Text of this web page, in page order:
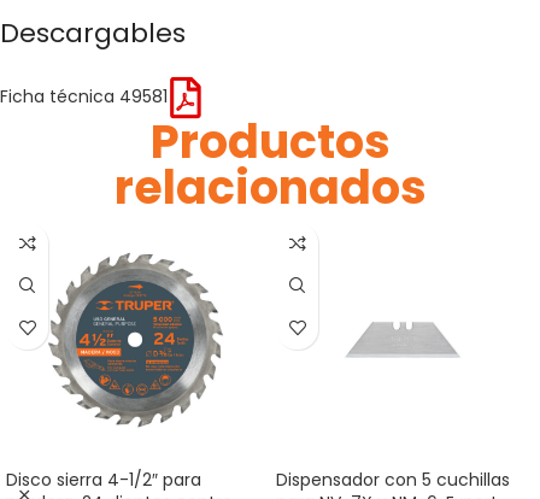
Descargables
Ficha técnica 49581
Productos
relacionados
Disco sierra 4-1/2″ para
Dispensador con 5 cuchillas